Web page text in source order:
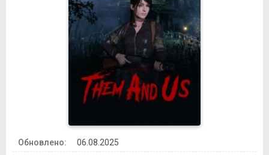
Обновлено:
06.08.2025